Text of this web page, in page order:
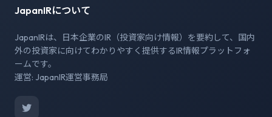
JapanIRについて
JapanIRは、日本企業のIR（投資家向け情報）を要約して、国内
外の投資家に向けてわかりやすく提供するIR情報プラットフォ
ームです。
運営: JapanIR運営事務局